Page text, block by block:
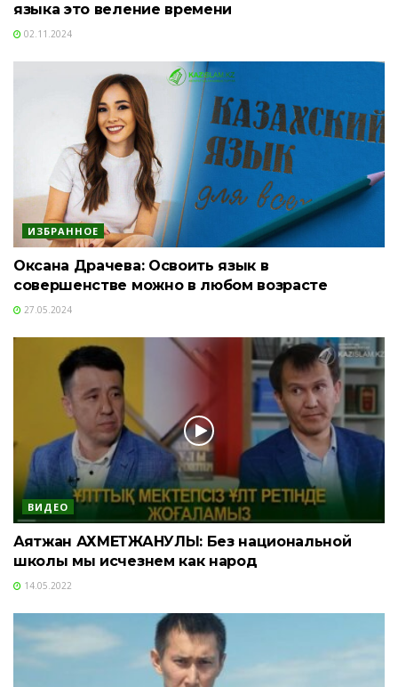
языка это веление времени
02.11.2024
ИЗБРАННОЕ
Оксана Драчева: Освоить язык в
совершенстве можно в любом возрасте
27.05.2024
ВИДЕО
Аятжан АХМЕТЖАНУЛЫ: Без национальной
школы мы исчезнем как народ
14.05.2022